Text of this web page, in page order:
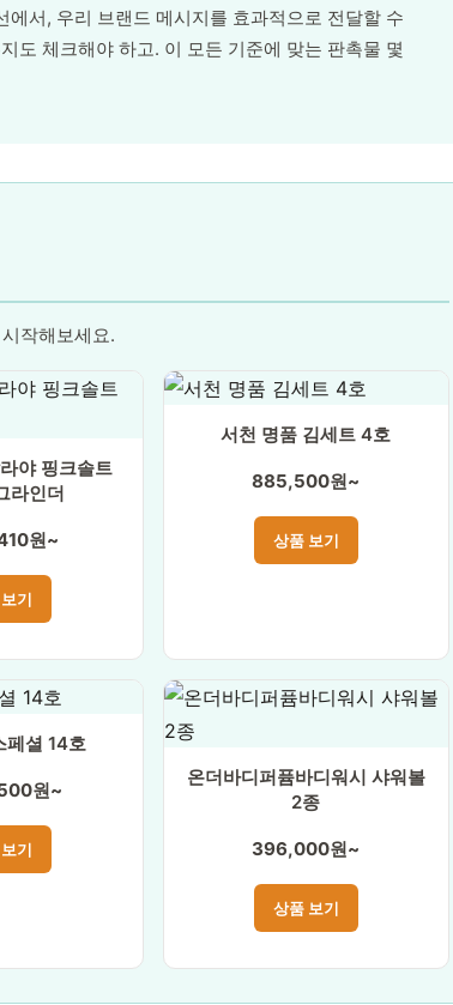
서, 우리 브랜드 메시지를 효과적으로 전달할 수
도 체크해야 하고. 이 모든 기준에 맞는 판촉물 몇
작해보세요.
야 핑크솔트
라인더
원~
기
서천 명품 김세트 4호
885,500원~
상품 보기
페셜 14호
원~
기
온더바디퍼퓸바디워시 샤워볼
2종
396,000원~
상품 보기